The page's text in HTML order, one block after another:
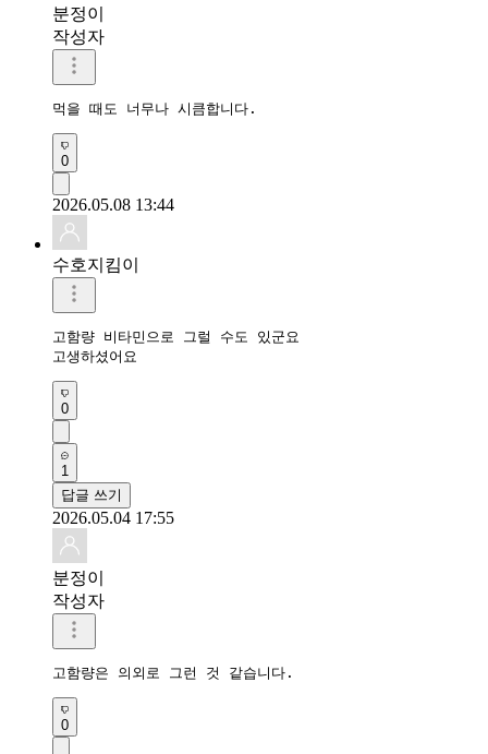
분정이
작성자
먹을 때도 너무나 시큼합니다.
0
2026.05.08 13:44
수호지킴이
고함량 비타민으로 그럴 수도 있군요
고생하셨어요
0
1
답글 쓰기
2026.05.04 17:55
분정이
작성자
고함량은 의외로 그런 것 같습니다.
0